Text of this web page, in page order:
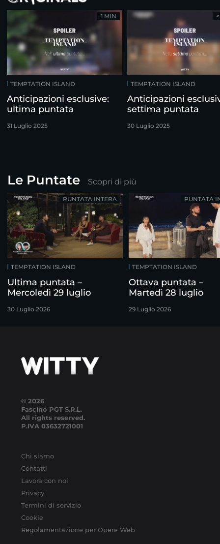
TEMPTATION ISLAND
Anticipazioni esclusive:
ultima puntata
31 Luglio 2025
1 MIN
TEMPTATION ISLAND
Anticipazioni
settima puntata
30 Luglio 2025
Le Puntate Scopri di più
TEMPTATION ISLAND
Ultima puntata –
Mercoledì 29 luglio
30 Luglio 2026
PUNTATA INTERA
TEMPTATION ISLAND
Ottava puntata –
Martedì 28 luglio
29 Luglio 2026
PUNTATA
© 2026
Fascino PGT S.R.L.
All rights reserved.
P.IVA 03632721001
Chi siamo
Contatti
Lavora con noi
Privacy
Termini di servizio
Cookie
Regolamentazione per Opere Web